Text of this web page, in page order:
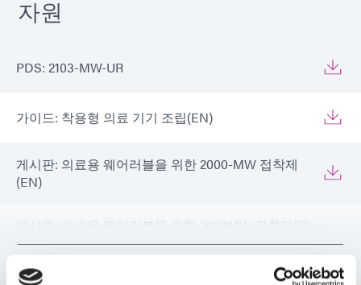
자원
PDS: 2103-MW-UR
가이드: 착용형 의료 기기 조립(EN)
게시판: 의료용 웨어러블을 위한 2000-MW 접착제
(EN)
게시판: 의료용 웨어러블을 위한 2000MW 접착제(유
럽|EN)